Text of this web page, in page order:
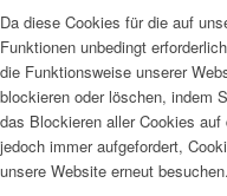
Da diese Cookies für die auf
Funktionen unbedingt
die Funktionsweise unserer
blockieren oder löschen, indem
das Blockieren aller Cookies
jedoch immer aufgefordert,
unsere Website erneut besuchen.